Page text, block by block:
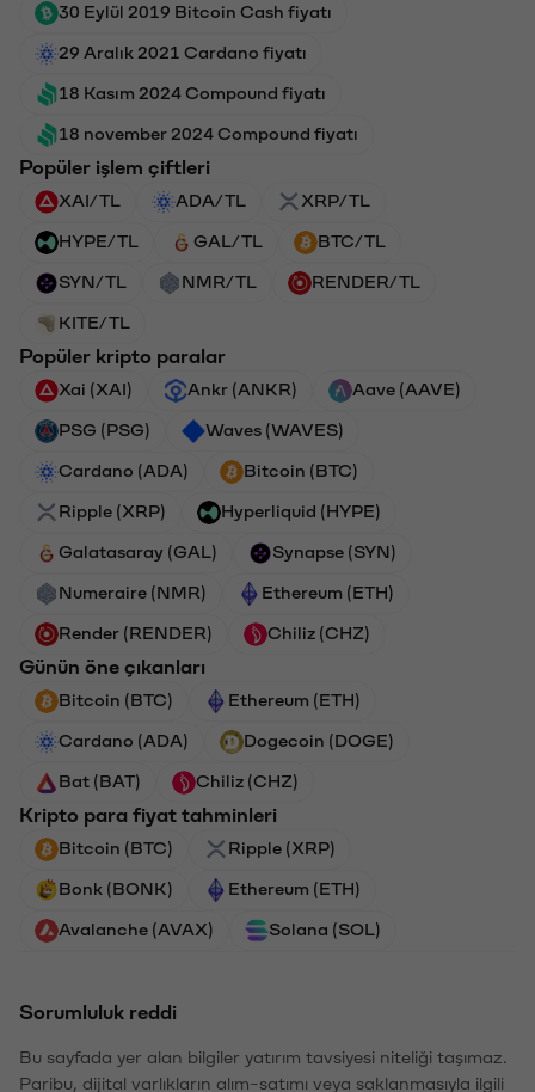
30 Eylül 2019 Bitcoin Cash fiyatı
29 Aralık 2021 Cardano fiyatı
18 Kasım 2024 Compound fiyatı
18 november 2024 Compound fiyatı
Popüler işlem çiftleri
XAI/TL ADA/TL XRP/TL
HYPE/TL GAL/TL BTC/TL
SYN/TL NMR/TL RENDER/TL
KITE/TL
Popüler kripto paralar
Xai (XAI) Ankr (ANKR) Aave (AAVE)
PSG (PSG) Waves (WAVES)
Cardano (ADA) Bitcoin (BTC)
Ripple (XRP) Hyperliquid (HYPE)
Galatasaray (GAL) Synapse (SYN)
Numeraire (NMR) Ethereum (ETH)
Render (RENDER) Chiliz (CHZ)
Günün öne çıkanları
Bitcoin (BTC) Ethereum (ETH)
Cardano (ADA) Dogecoin (DOGE)
Bat (BAT) Chiliz (CHZ)
Kripto para fiyat tahminleri
Bitcoin (BTC) Ripple (XRP)
Bonk (BONK) Ethereum (ETH)
Avalanche (AVAX) Solana (SOL)
Sorumluluk reddi
Bu sayfada yer alan bilgiler yatırım tavsiyesi niteliği taşımaz.
Paribu, dijital varlıkların alım-satımı veya saklanmasıyla ilgili